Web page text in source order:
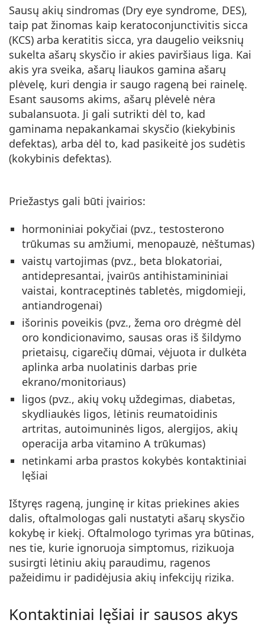
Persol
Prada
Atraskite visus
Sausų akių sindromas (Dry eye syndrome, DES),
taip pat žinomas kaip keratoconjunctivitis sicca
(KCS) arba keratitis sicca, yra daugelio veiksnių
sukelta ašarų skysčio ir akies paviršiaus liga. Kai
akis yra sveika, ašarų liaukos gamina ašarų
plėvelę, kuri dengia ir saugo rageną bei rainelę.
Esant sausoms akims, ašarų plėvelė nėra
subalansuota. Ji gali sutrikti dėl to, kad
gaminama nepakankamai skysčio (kiekybinis
defektas), arba dėl to, kad pasikeitė jos sudėtis
(kokybinis defektas).
Priežastys gali būti įvairios:
hormoniniai pokyčiai (pvz., testosterono
trūkumas su amžiumi, menopauzė, nėštumas)
vaistų vartojimas (pvz., beta blokatoriai,
antidepresantai, įvairūs antihistamininiai
vaistai, kontraceptinės tabletės, migdomieji,
antiandrogenai)
išorinis poveikis (pvz., žema oro drėgmė dėl
oro kondicionavimo, sausas oras iš šildymo
prietaisų, cigarečių dūmai, vėjuota ir dulkėta
aplinka arba nuolatinis darbas prie
ekrano/monitoriaus)
ligos (pvz., akių vokų uždegimas, diabetas,
skydliaukės ligos, lėtinis reumatoidinis
artritas, autoimuninės ligos, alergijos, akių
operacija arba vitamino A trūkumas)
netinkami arba prastos kokybės kontaktiniai
lęšiai
Ištyręs rageną, junginę ir kitas priekines akies
dalis, oftalmologas gali nustatyti ašarų skysčio
kokybę ir kiekį. Oftalmologo tyrimas yra būtinas,
nes tie, kurie ignoruoja simptomus, rizikuoja
susirgti lėtiniu akių paraudimu, ragenos
pažeidimu ir padidėjusia akių infekcijų rizika.
Kontaktiniai lęšiai ir sausos akys